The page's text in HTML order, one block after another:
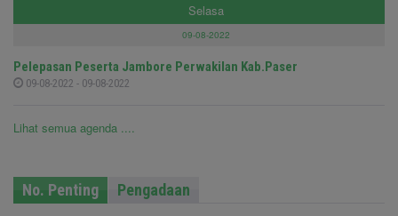
Selasa
09-08-2022
Pelepasan Peserta Jambore Perwakilan Kab.Paser
09-08-2022 - 09-08-2022
Lihat semua agenda ....
No. Penting Pengadaan